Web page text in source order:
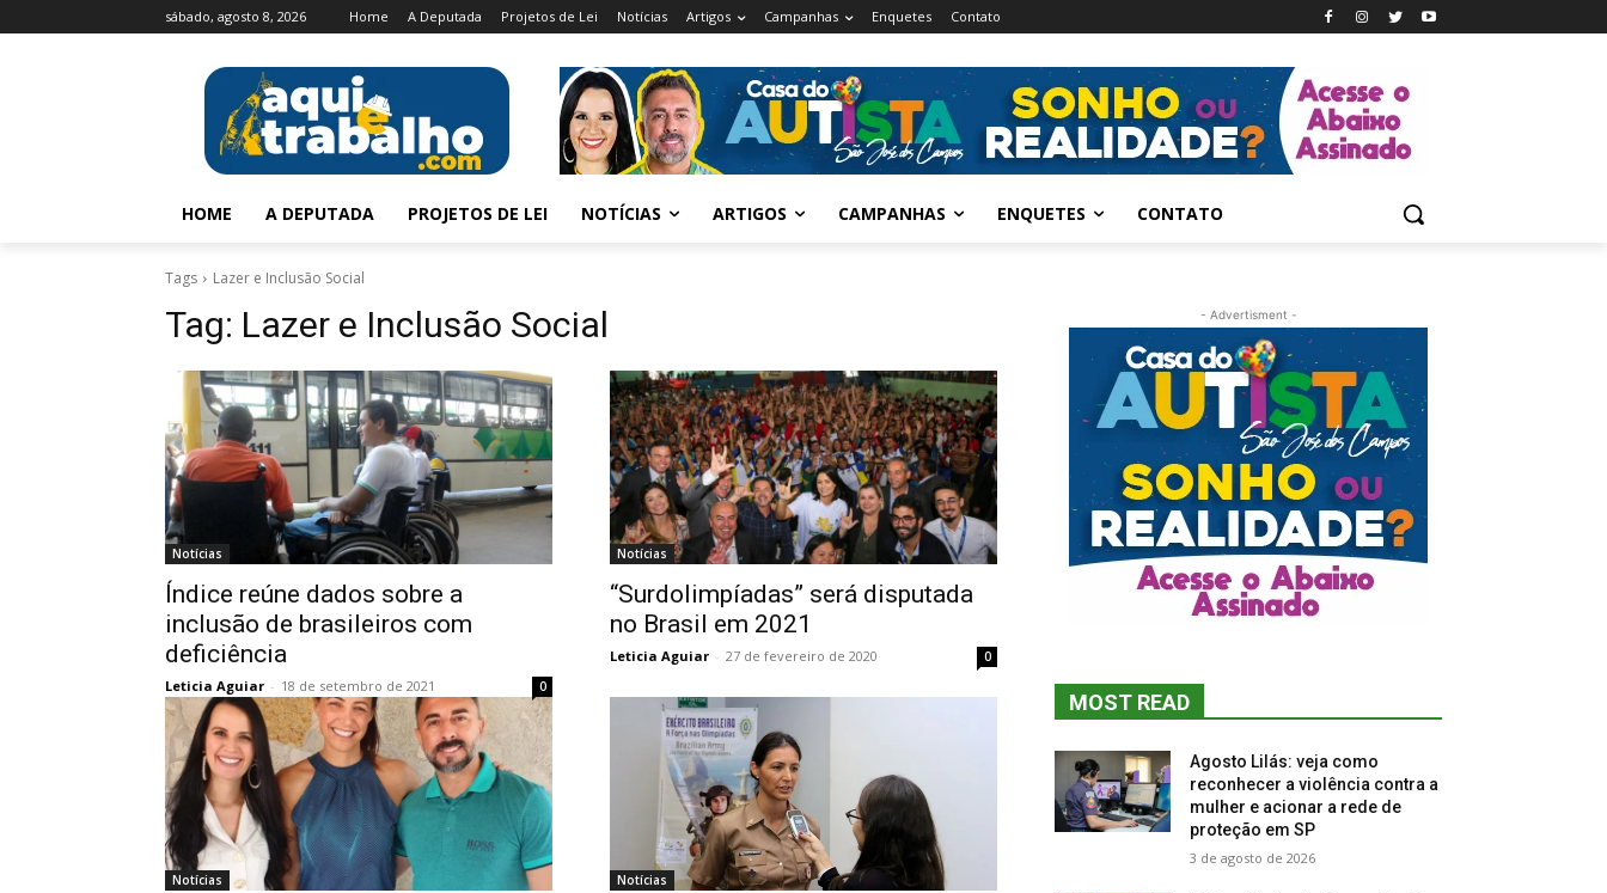
sábado, agosto 8, 2026 Home A Deputada Projetos de Lei Notícias Artigos Campanhas Enquetes Contato
HOME A DEPUTADA PROJETOS DE LEI NOTÍCIAS ARTIGOS CAMPANHAS ENQUETES CONTATO
Tags Lazer e Inclusão Social
Tag: Lazer e Inclusão Social
Notícias
Índice reúne dados sobre a
inclusão de brasileiros com
deficiência
Leticia Aguiar - 18 de setembro de 2021 0
Notícias
“Surdolimpíadas” será disputada
no Brasil em 2021
Leticia Aguiar - 27 de fevereiro de 2020 0
Notícias Notícias
- Advertisment -
MOST READ
Agosto Lilás: veja como
reconhecer a violência contra a
mulher e acionar a rede de
proteção em SP
3 de agosto de 2026